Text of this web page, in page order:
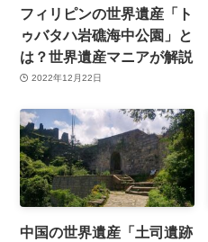
フィリピンの世界遺産「ト
ゥバタハ岩礁海中公園」と
は？世界遺産マニアが解説
2022年12月22日
中国の世界遺産「土司遺跡